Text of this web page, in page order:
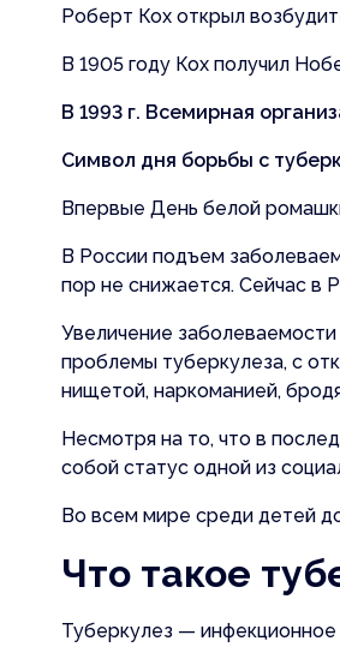
Роберт Кох открыл
В 1905 году Кох получил
В 1993 г. Всемирная
Символ дня борьбы с
Впервые День белой
В России подъем
пор не снижается. Сейчас в
Увеличение
проблемы туберкулеза, с
нищетой, наркоманией,
Несмотря на то, что в
собой статус одной из
Во всем мире среди детей
Что такое
Туберкулез —